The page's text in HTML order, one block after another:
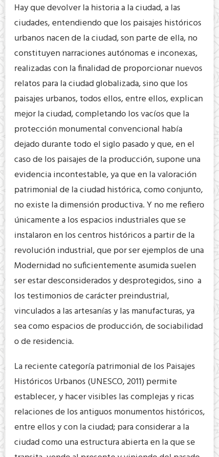
Hay que devolver la historia a la ciudad, a las
ciudades, entendiendo que los paisajes históricos
urbanos nacen de la ciudad, son parte de ella, no
constituyen narraciones autónomas e inconexas,
realizadas con la finalidad de proporcionar nuevos
relatos para la ciudad globalizada, sino que los
paisajes urbanos, todos ellos, entre ellos, explican
mejor la ciudad, completando los vacíos que la
protección monumental convencional había
dejado durante todo el siglo pasado y que, en el
caso de los paisajes de la producción, supone una
evidencia incontestable, ya que en la valoración
patrimonial de la ciudad histórica, como conjunto,
no existe la dimensión productiva. Y no me refiero
únicamente a los espacios industriales que se
instalaron en los centros históricos a partir de la
revolución industrial, que por ser ejemplos de una
Modernidad no suficientemente asumida suelen
ser estar desconsiderados y desprotegidos, sino a
los testimonios de carácter preindustrial,
vinculados a las artesanías y las manufacturas, ya
sea como espacios de producción, de sociabilidad
o de residencia.
La reciente categoría patrimonial de los Paisajes
Históricos Urbanos (UNESCO, 2011) permite
establecer, y hacer visibles las complejas y ricas
relaciones de los antiguos monumentos históricos,
entre ellos y con la ciudad; para considerar a la
ciudad como una estructura abierta en la que se